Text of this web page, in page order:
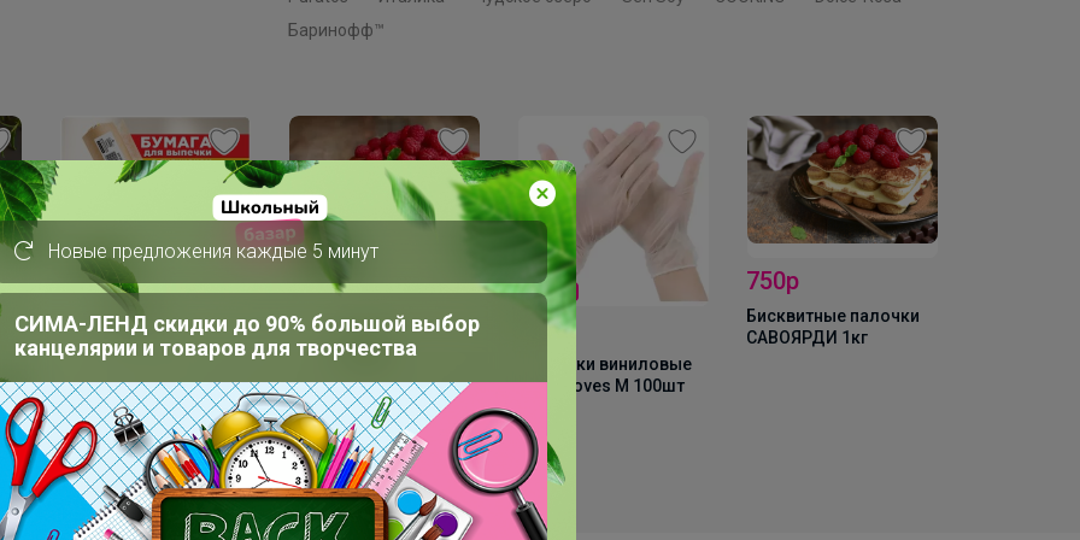
Баринофф™
375р
Бисквитные палочки
САВОЯРДИ 500гр
Скидка
179р
Перчатки виниловые
vinyl gloves M 100шт
750р
Бисквитные палочки
Скидка
190р
Новые предложения каждые 5 минут
СИМА-ЛЕНД скидки до 90% большой выбор
канцелярии и товаров для творчества